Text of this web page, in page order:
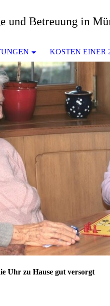
und Betreuung in
KOSTEN EINER
Uhr zu Hause gut versorgt